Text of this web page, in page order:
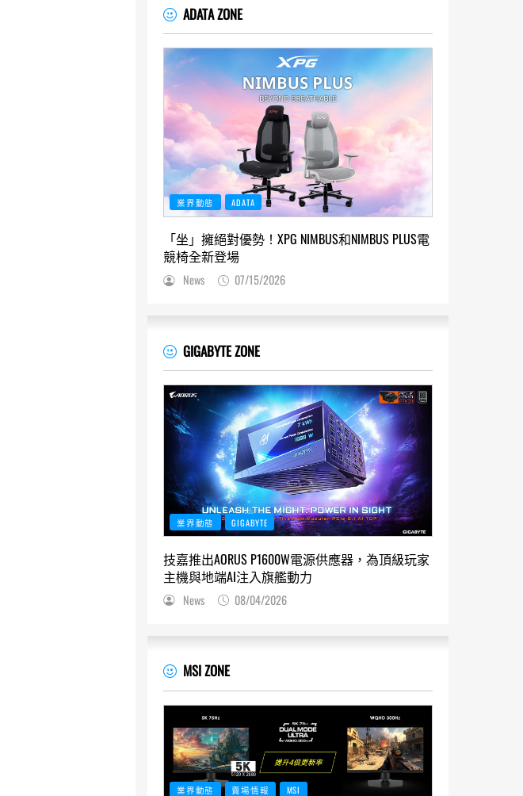
ADATA ZONE
業界動態 ADATA
「坐」擁絕對優勢！XPG NIMBUS和NIMBUS PLUS電
競椅全新登場
News 07/15/2026
GIGABYTE ZONE
業界動態 GIGABYTE
技嘉推出AORUS P1600W電源供應器，為頂級玩家
主機與地端AI注入旗艦動力
News 08/04/2026
MSI ZONE
業界動態 賣場情報 MSI